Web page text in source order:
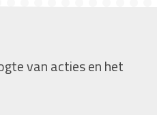
van acties en het